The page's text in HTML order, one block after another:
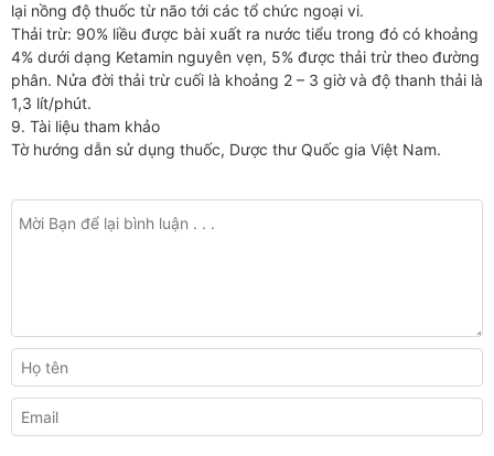
lại nồng độ thuốc từ não tới các tổ chức ngoại vi.
Thải trừ: 90% liều được bài xuất ra nước tiểu trong đó có khoảng
4% dưới dạng Ketamin nguyên vẹn, 5% được thải trừ theo đường
phân. Nửa đời thải trừ cuối là khoảng 2 – 3 giờ và độ thanh thải là
1,3 lít/phút.
9. Tài liệu tham khảo
Tờ hướng dẫn sử dụng thuốc, Dược thư Quốc gia Việt Nam.